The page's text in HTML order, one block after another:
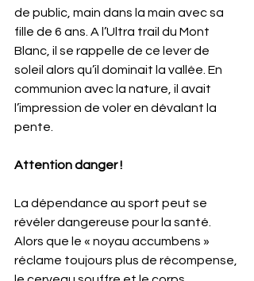
de public, main dans la main avec sa
fille de 6 ans. A l’Ultra trail du Mont
Blanc, il se rappelle de ce lever de
soleil alors qu’il dominait la vallée. En
communion avec la nature, il avait
l’impression de voler en dévalant la
pente.
Attention danger !
La dépendance au sport peut se
révéler dangereuse pour la santé.
Alors que le « noyau accumbens »
réclame toujours plus de récompense,